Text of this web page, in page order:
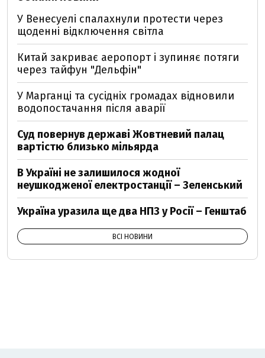
У Венесуелі спалахнули протести через
щоденні відключення світла
Китай закриває аеропорт і зупиняє потяги
через тайфун "Дельфін"
У Марганці та сусідніх громадах відновили
водопостачання після аварії
Суд повернув державі Жовтневий палац
вартістю близько мільярда
В Україні не залишилося жодної
неушкодженої електростанції – Зеленський
Україна уразила ще два НПЗ у Росії – Генштаб
ВСІ НОВИНИ